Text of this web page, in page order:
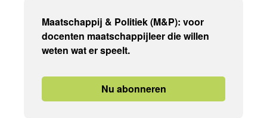
Maatschappij & Politiek (M&P): voor
docenten maatschappijleer die willen
weten wat er speelt.
Nu abonneren